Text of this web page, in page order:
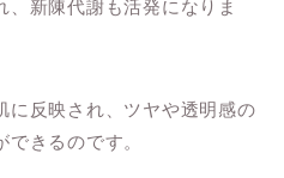
新陳代謝も活発になりま
に反映され、ツヤや透明感の
きるのです。